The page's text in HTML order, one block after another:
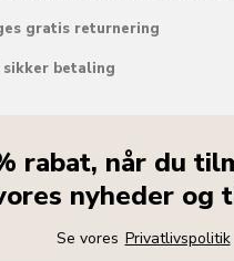
gratis returnering
sikker betaling
rabat, når du
nyheder og
Se vores Privatlivspolitik